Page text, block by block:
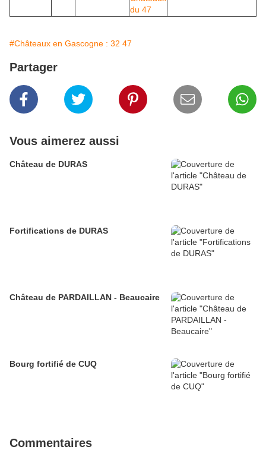
#Châteaux en Gascogne : 32 47
Partager
Vous aimerez aussi
Château de DURAS
Fortifications de DURAS
Château de PARDAILLAN - Beaucaire
Bourg fortifié de CUQ
Commentaires